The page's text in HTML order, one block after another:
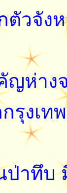
วจัง
ญห่าง
กรุงเ
าทึบ